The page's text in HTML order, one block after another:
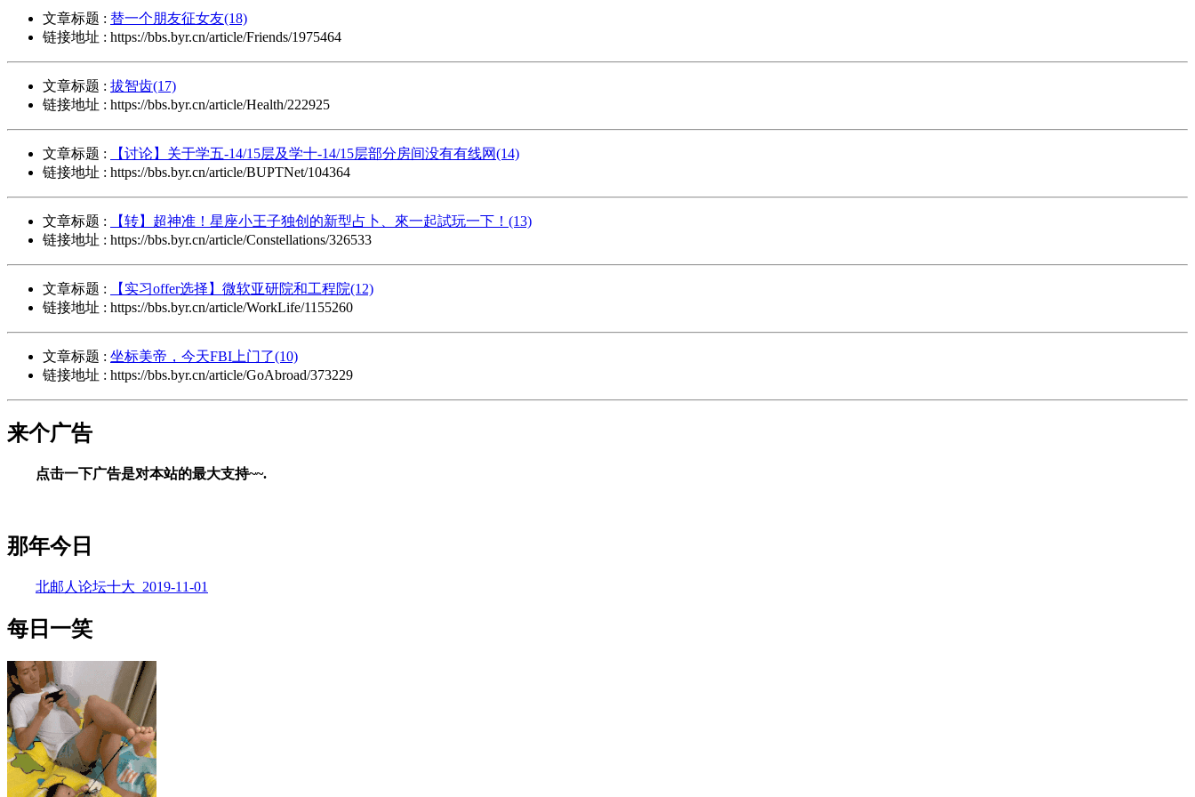
文章标题 : 替一个朋友征女友(18)
链接地址 : https://bbs.byr.cn/article/Friends/1975464
文章标题 : 拔智齿(17)
链接地址 : https://bbs.byr.cn/article/Health/222925
文章标题 :
【讨论】关于学五-14/15层及学十-14/15层部分房间没有有线网(14)
链接地址 : https://bbs.byr.cn/article/BUPTNet/104364
文章标题 :
【转】超神准！星座小王子独创的新型占卜、來一起試玩一下！(13)
链接地址 : https://bbs.byr.cn/article/Constellations/326533
文章标题 :
【实习offer选择】微软亚研院和工程院(12)
链接地址 : https://bbs.byr.cn/article/WorkLife/1155260
文章标题 : 坐标美帝，今天FBI上门了(10)
链接地址 : https://bbs.byr.cn/article/GoAbroad/373229
来个广告
点击一下广告是对本站的最大支持~~.
那年今日
北邮人论坛十大_2019-11-01
每日一笑